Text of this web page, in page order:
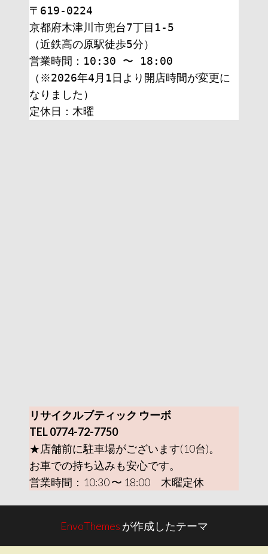
〒619-0224
京都府木津川市兜台7丁目1-5
（近鉄高の原駅徒歩5分）
営業時間：10:30 〜 18:00
（※2026年4月1日より開店時間が変更に
なりました）
定休日：木曜
リサイクルブティック ウーボ
TEL 0774-72-7750
★店舗前に駐車場がございます(10台)。
お車での持ち込みも安心です。
営業時間：10:30 〜 18:00 木曜定休
EnvoThemes が作成したテーマ